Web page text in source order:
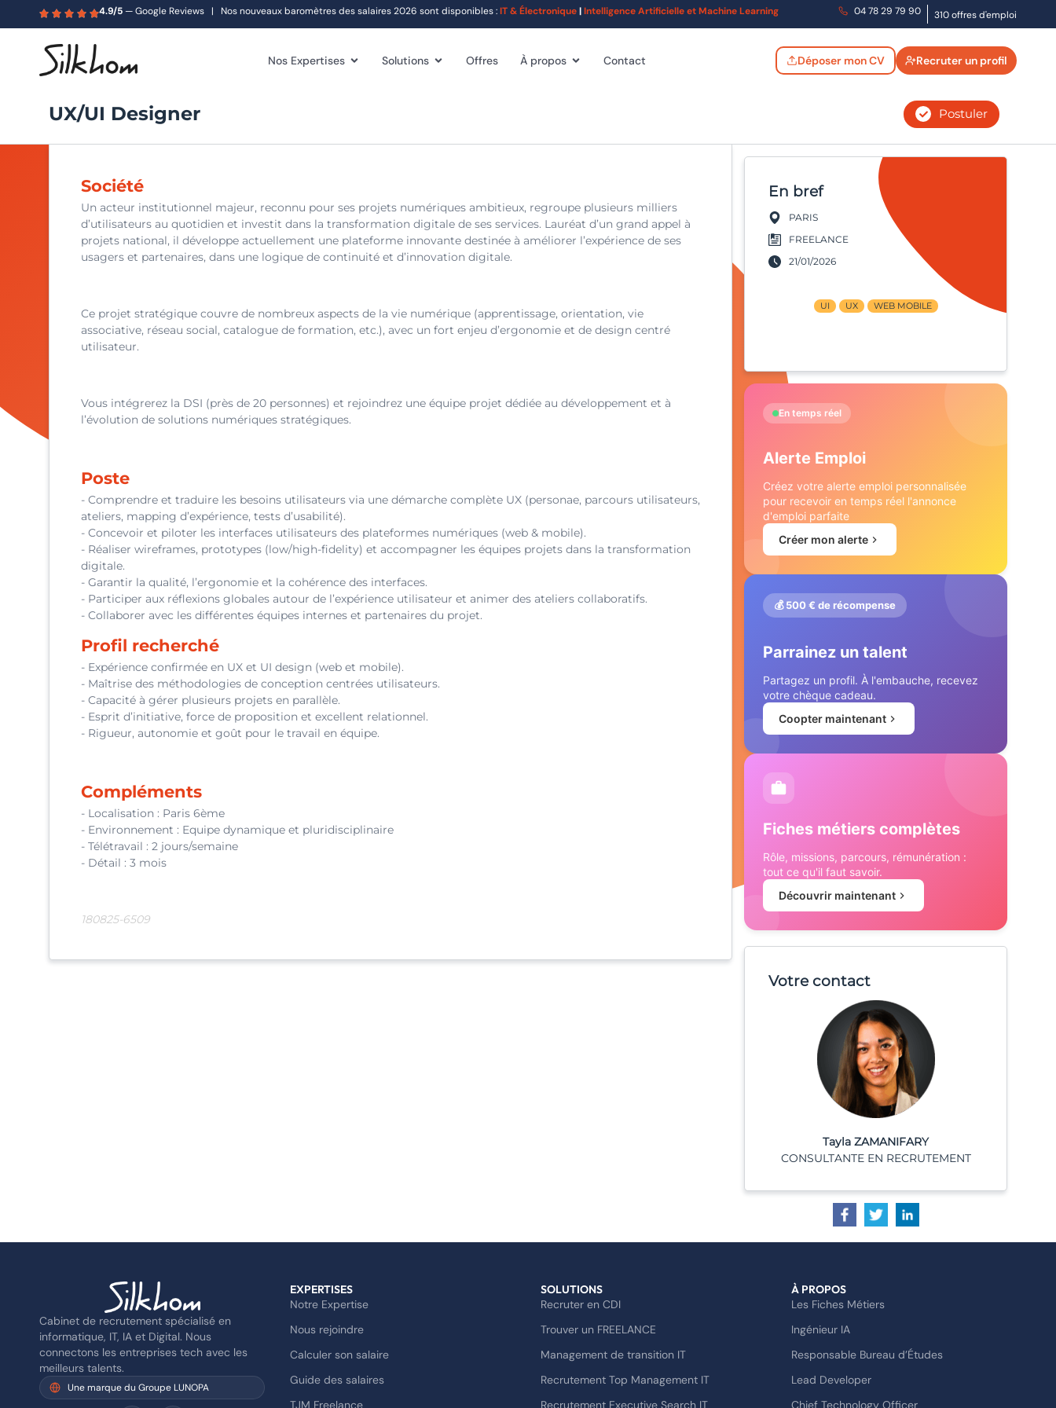
4.9/5— Google Reviews | Nos nouveaux baromètres des salaires 2026 sont disponibles :IT & Électronique|Intelligence Artificielle et Machine Learning 04 78 29 79 90 310 offres d'emploi
Nos Expertises Solutions Offres À propos Contact Déposer mon CV Recruter un profil
UX/UI Designer Postuler
Société
Un acteur institutionnel majeur, reconnu pour ses projets numériques ambitieux, regroupe plusieurs milliers
d’utilisateurs au quotidien et investit dans la transformation digitale de ses services. Lauréat d’un grand appel à
projets national, il développe actuellement une plateforme innovante destinée à améliorer l’expérience de ses
usagers et partenaires, dans une logique de continuité et d’innovation digitale.
Ce projet stratégique couvre de nombreux aspects de la vie numérique (apprentissage, orientation, vie
associative, réseau social, catalogue de formation, etc.), avec un fort enjeu d’ergonomie et de design centré
utilisateur.
Vous intégrerez la DSI (près de 20 personnes) et rejoindrez une équipe projet dédiée au développement et à
l’évolution de solutions numériques stratégiques.
Poste
- Comprendre et traduire les besoins utilisateurs via une démarche complète UX (personae, parcours utilisateurs,
ateliers, mapping d’expérience, tests d’usabilité).
- Concevoir et piloter les interfaces utilisateurs des plateformes numériques (web & mobile).
- Réaliser wireframes, prototypes (low/high-fidelity) et accompagner les équipes projets dans la transformation
digitale.
- Garantir la qualité, l’ergonomie et la cohérence des interfaces.
- Participer aux réflexions globales autour de l’expérience utilisateur et animer des ateliers collaboratifs.
- Collaborer avec les différentes équipes internes et partenaires du projet.
Profil recherché
- Expérience confirmée en UX et UI design (web et mobile).
- Maîtrise des méthodologies de conception centrées utilisateurs.
- Capacité à gérer plusieurs projets en parallèle.
- Esprit d’initiative, force de proposition et excellent relationnel.
- Rigueur, autonomie et goût pour le travail en équipe.
Compléments
- Localisation : Paris 6ème
- Environnement : Equipe dynamique et pluridisciplinaire
- Télétravail : 2 jours/semaine
- Détail : 3 mois
180825-6509
En bref
PARIS
FREELANCE
21/01/2026
UI UX WEB MOBILE
En temps réel
Alerte Emploi
Créez votre alerte emploi personnalisée
pour recevoir en temps réel l'annonce
d'emploi parfaite
Créer mon alerte
💰 500 € de récompense
Parrainez un talent
Partagez un profil. À l'embauche, recevez
votre chèque cadeau.
Coopter maintenant
Fiches métiers complètes
Rôle, missions, parcours, rémunération :
tout ce qu'il faut savoir.
Découvrir maintenant
Votre contact
Tayla ZAMANIFARY
CONSULTANTE EN RECRUTEMENT
Cabinet de recrutement spécialisé en
informatique, IT, IA et Digital. Nous
connectons les entreprises tech avec les
meilleurs talents.
Une marque du Groupe LUNOPA
EXPERTISES
Notre Expertise
Nous rejoindre
Calculer son salaire
Guide des salaires
TJM Freelance
SOLUTIONS
Recruter en CDI
Trouver un FREELANCE
Management de transition IT
Recrutement Top Management IT
Recrutement Executive Search IT
À PROPOS
Les Fiches Métiers
Ingénieur IA
Responsable Bureau d’Études
Lead Developer
Chief Technology Officer